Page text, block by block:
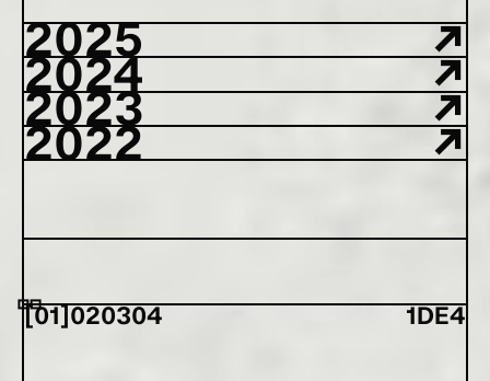
2025 →
2024 →
2023 →
2022 →
1DE4
[01] 020304